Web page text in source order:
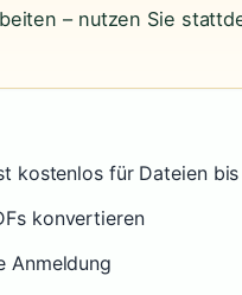
– nutzen Sie
kostenlos für Dateien bis
konvertieren
Anmeldung